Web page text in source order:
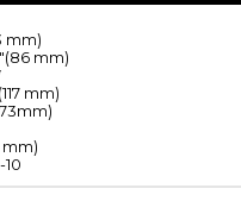
mm)
"(86 mm)
(117 mm)
73mm)
mm)
-10